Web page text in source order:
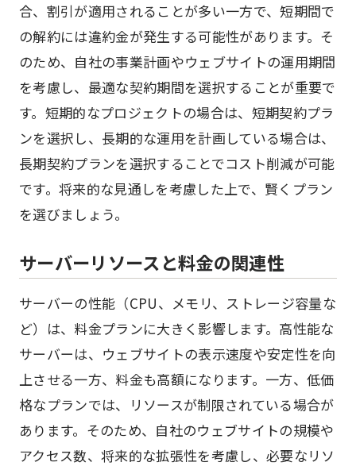
合、割引が適用されることが多い一方で、短期間で
の解約には違約金が発生する可能性があります。そ
のため、自社の事業計画やウェブサイトの運用期間
を考慮し、最適な契約期間を選択することが重要で
す。短期的なプロジェクトの場合は、短期契約プラ
ンを選択し、長期的な運用を計画している場合は、
長期契約プランを選択することでコスト削減が可能
です。将来的な見通しを考慮した上で、賢くプラン
を選びましょう。
サーバーリソースと料金の関連性
サーバーの性能（CPU、メモリ、ストレージ容量な
ど）は、料金プランに大きく影響します。高性能な
サーバーは、ウェブサイトの表示速度や安定性を向
上させる一方、料金も高額になります。一方、低価
格なプランでは、リソースが制限されている場合が
あります。そのため、自社のウェブサイトの規模や
アクセス数、将来的な拡張性を考慮し、必要なリソ